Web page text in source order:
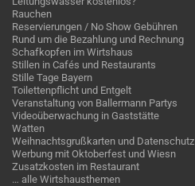
Rauchen
Reservierungen / No Show Gebühren
Rund um die Bezahlung und Rechnung
Schafkopfen im Wirtshaus
Stillen in Cafés und Restaurants
Stille Tage Bayern
Toilettenpflicht und Entgelt
Veranstaltung von Ballermann Partys
Videoüberwachung in Gaststätte
Watten
Weihnachtsgrußkarten und Datenschutz
Werbung mit Oktoberfest und Wiesn
Zusatzkosten im Restaurant
… alle Wirtshausthemen